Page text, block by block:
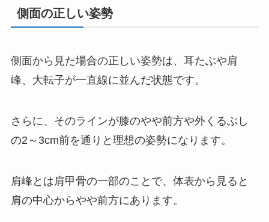
側面の正しい姿勢
側面から見た場合の正しい姿勢は、耳たぶや肩
峰、大転子が一直線に並んだ状態です。
さらに、そのラインが膝のやや前方や外くるぶし
の2～3cm前を通りと理想の姿勢になります。
肩峰とは肩甲骨の一部のことで、体表から見ると
肩の中心からやや前方にあります。